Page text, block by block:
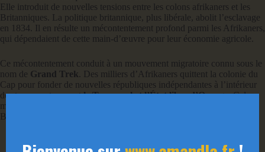
Elle introduit de nouvelles tensions entre les colons afrikaners et les
Britanniques. La politique britannique, plus libérale, abolit l’esclavage
en 1834. Il en résulte un mécontentement profond parmi les Afrikaners,
qui dépendaient de cette main-d’œuvre pour leur économie agricole.
Ce mécontentement conduit à un mouvement migratoire connu sous le
nom de Grand Trek
. Des milliers d’Afrikaners quittent la colonie du
Cap pour fonder de nouvelles républiques indépendantes à l’intérieur
des terres, notammentle Transvaal et l’État libre d’Orange. Cela
marque le début d’une longue période de rivalité entre Afrikaners et
Britanniques pour contrôler les ressources et les territoires.